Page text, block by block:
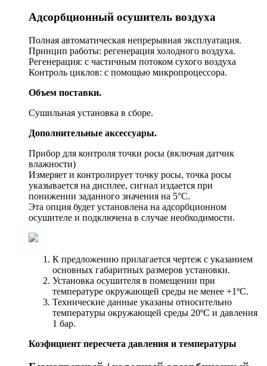
Адсорбционный осушитель воздуха
Полная автоматическая непрерывная эксплуатация.
Принцип работы: регенерация холодного воздуха.
Регенерация: с частичным потоком сухого воздуха
Контроль циклов: с помощью микропроцессора.
Объем поставки.
Сушильная установка в сборе.
Дополнительные аксессуары.
Прибор для контроля точки росы (включая датчик
влажности)
Измеряет и контролирует точку росы, точка росы
указывается на дисплее, сигнал издается при
понижении заданного значения на 5°С.
Эта опция будет установлена на адсорбционном
осушителе и подключена в случае необходимости.
К предложению прилагается чертеж с указанием
основных габаритных размеров установки.
Установка осушителя в помещении при
температуре окружающей среды не менее +1ºС.
Технические данные указаны относительно
температуры окружающей среды 20ºС и давления
1 бар.
Коэфициент пересчета давления и температуры